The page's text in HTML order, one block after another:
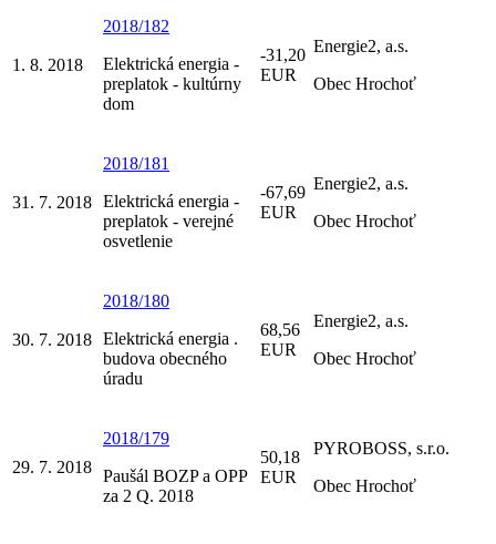
1. 8. 2018
2018/182
Elektrická energia -
preplatok - kultúrny
dom
-31,20
EUR
Energie2, a.s.
Obec Hrochoť
31. 7. 2018
2018/181
Elektrická energia -
preplatok - verejné
osvetlenie
-67,69
EUR
Energie2, a.s.
Obec Hrochoť
30. 7. 2018
2018/180
Elektrická energia .
budova obecného
úradu
68,56
EUR
Energie2, a.s.
Obec Hrochoť
29. 7. 2018
2018/179
Paušál BOZP a OPP
za 2 Q. 2018
50,18
EUR
PYROBOSS, s.r.o.
Obec Hrochoť